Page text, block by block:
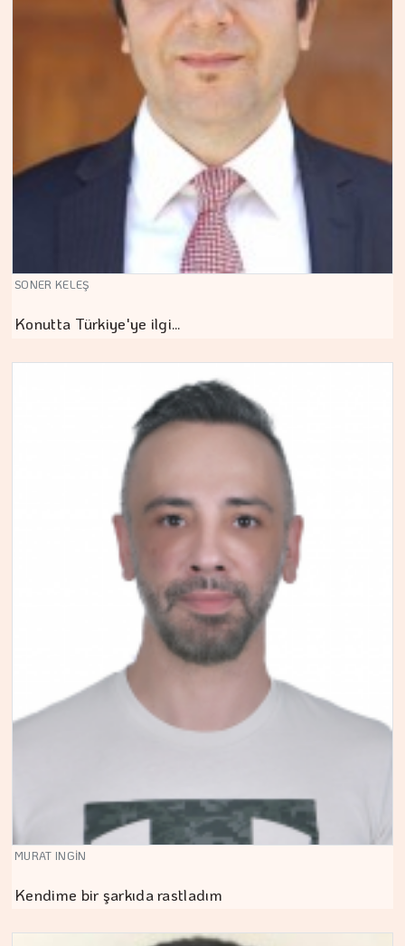
SONER KELEŞ
Konutta Türkiye'ye ilgi…
MURAT INGİN
Kendime bir şarkıda rastladım